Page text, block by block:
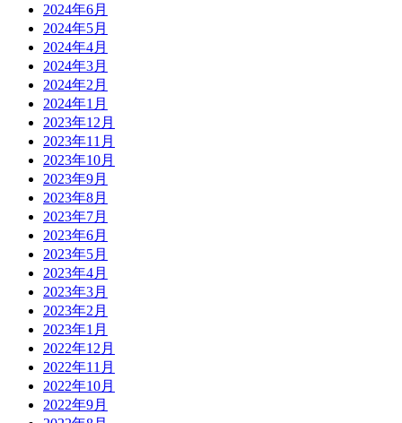
2024年6月
2024年5月
2024年4月
2024年3月
2024年2月
2024年1月
2023年12月
2023年11月
2023年10月
2023年9月
2023年8月
2023年7月
2023年6月
2023年5月
2023年4月
2023年3月
2023年2月
2023年1月
2022年12月
2022年11月
2022年10月
2022年9月